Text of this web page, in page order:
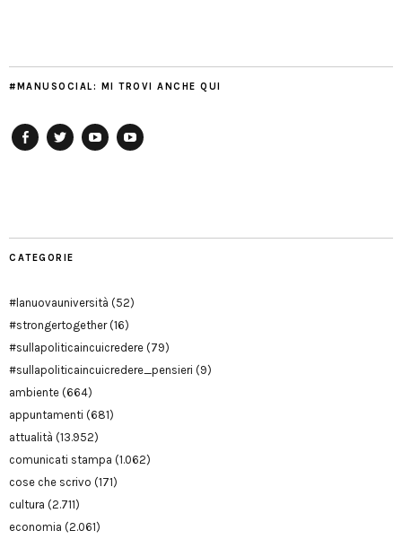
#MANUSOCIAL: MI TROVI ANCHE QUI
CATEGORIE
#lanuovauniversità (52)
#strongertogether(16)
#sullapoliticaincuicredere (79)
#sullapoliticaincuicredere_pensieri (9)
ambiente (664)
appuntamenti (681)
attualità (13.952)
comunicati stampa (1.062)
cose che scrivo (171)
cultura (2.711)
economia (2.061)